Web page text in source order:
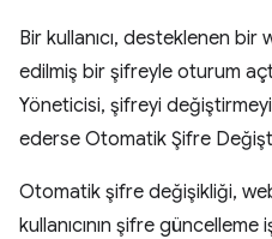
Bir kullanıcı, desteklenen
edilmiş bir şifreyle oturum
Yöneticisi, şifreyi
ederse Otomatik Şifre
Otomatik şifre değişikliği,
kullanıcının şifre güncelleme